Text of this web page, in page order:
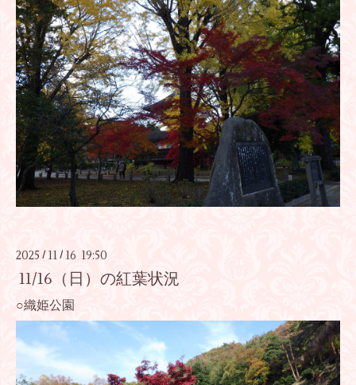
2025 / 11 / 16 19:50
11/16（日）の紅葉状況
○織姫公園